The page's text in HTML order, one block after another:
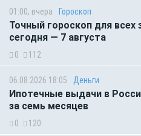
01:00, вчера Гороскоп
Точный гороскоп для всех
сегодня — 7 августа
0 112
06.08.2026 18:05 Деньги
Ипотечные выдачи в
за семь месяцев
0 120